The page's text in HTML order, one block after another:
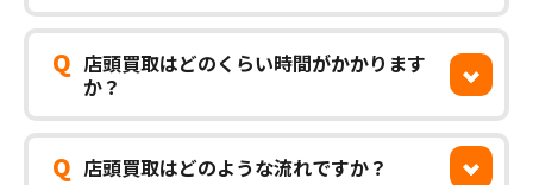
Q 店頭買取はどのくらい時間がかかります
か？
Q 店頭買取はどのような流れですか？